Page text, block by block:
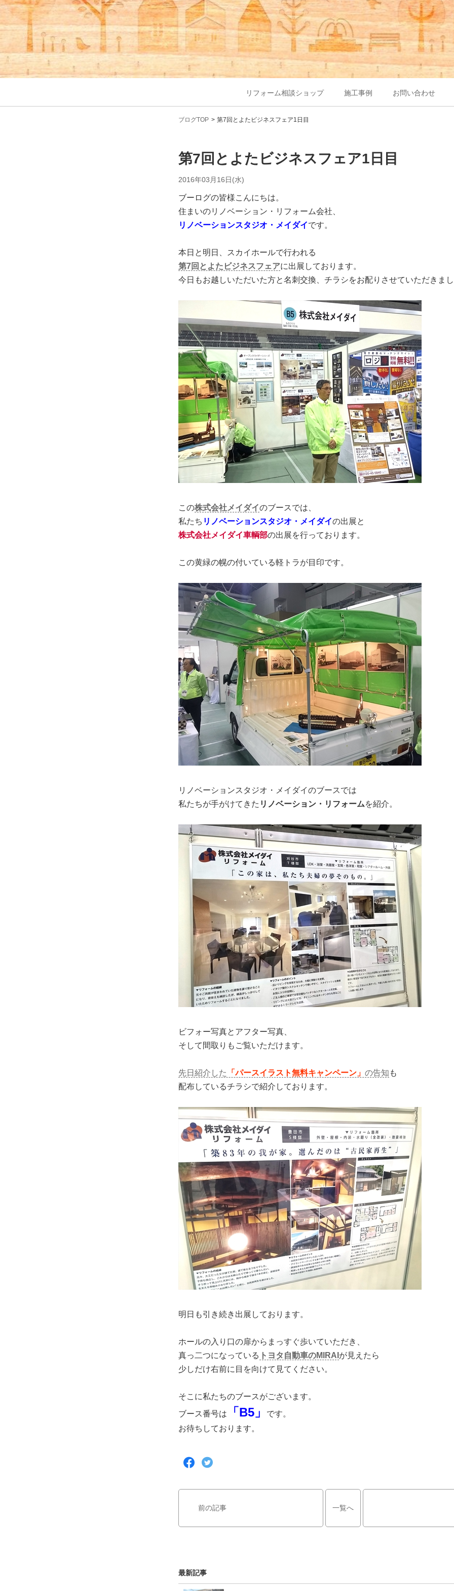
リフォーム相談ショップ 施工事例 お問い合わせ
ブログTOP 第7回とよたビジネスフェア1日目
第7回とよたビジネスフェア1日目
2016年03月16日(水)
ブーログの皆様こんにちは。
住まいのリノベーション・リフォーム会社、
リノベーションスタジオ・メイダイです。
本日と明日、スカイホールで行われる
第7回とよたビジネスフェアに出展しております。
今日もお越しいただいた方と名刺交換、チラシをお配りさせていただきま
この株式会社メイダイのブースでは、
私たち リノベーションスタジオ・メイダイの出展と
株式会社メイダイ車輌部の出展を行っております。
この黄緑の幌の付いている軽トラが目印です。
リノベーションスタジオ・メイダイのブースでは
私たちが手がけてきた リノベーション・リフォームを紹介。
ビフォー写真とアフター写真、
そして間取りもご覧いただけます。
先日紹介した 「パースイラスト無料キャンペーン」 の告知 も
配布しているチラシで紹介しております。
明日も引き続き出展しております。
ホールの入り口の扉からまっすぐ歩いていただき、
真っ二つになっている トヨタ自動車のMIRAI が見えたら
少しだけ右前に目を向けて見てください。
そこに私たちのブースがございます。
ブース番号は
「B5」
です。
お待ちしております。
F
e
ア
す
T
t
t
e
る
前の記事 一覧へ
最新記事